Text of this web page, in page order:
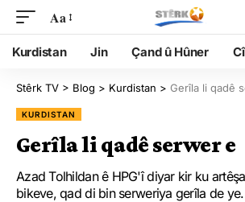
Aa
Kurdistan Jin Çand û Hûner
Stêrk TV > Blog > Kurdistan > Gerîla li qadê
KURDISTAN
Gerîla li qadê serwer e
Azad Tolhildan ê HPG'î diyar kir ku
bikeve, qad di bin serweriya gerîla de ye.